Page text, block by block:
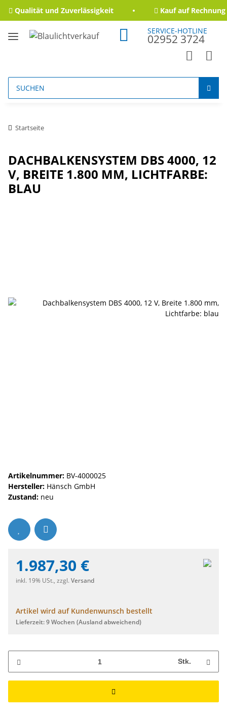
Qualität und Zuverlässigkeit Kauf auf Rechnung
SERVICE-HOTLINE
02952 3724
Startseite
DACHBALKENSYSTEM DBS 4000, 12
V, BREITE 1.800 MM, LICHTFARBE:
BLAU
Artikelnummer: BV-4000025
Hersteller: Hänsch GmbH
Zustand: neu
1.987,30 €
inkl. 19% USt., zzgl. Versand
Artikel wird auf Kundenwunsch bestellt
Lieferzeit:9 Wochen (Ausland abweichend)
Stk.